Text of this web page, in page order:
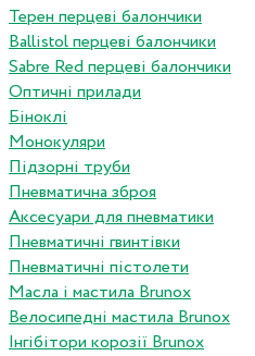
Терен перцеві балончики
Ballistol перцеві балончики
Sabre Red перцеві балончики
Оптичні прилади
Біноклі
Монокуляри
Підзорні труби
Пневматична зброя
Аксесуари для пневматики
Пневматичні гвинтівки
Пневматичні пістолети
Масла і мастила Brunox
Велосипедні мастила Brunox
Інгібітори корозії Brunox